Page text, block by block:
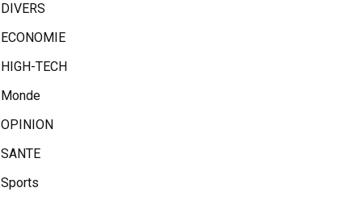
DIVERS
ECONOMIE
HIGH-TECH
Monde
OPINION
SANTE
Sports